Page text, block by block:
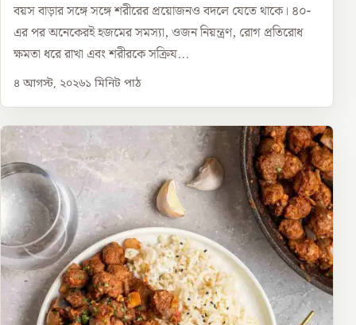
বয়স বাড়ার সঙ্গে সঙ্গে শরীরের প্রয়োজনও বদলে যেতে থাকে। ৪০-
এর পর অনেকেরই হজমের সমস্যা, ওজন নিয়ন্ত্রণ, রোগ প্রতিরোধ
ক্ষমতা ধরে রাখা এবং শরীরকে সক্রিয...
৪ আগস্ট, ২০২৬১ মিনিট পাঠ